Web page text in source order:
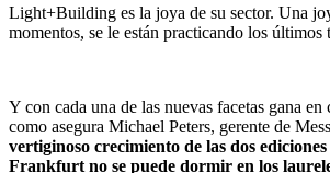
Light+Building es la joya de su sector. Una
momentos, se le están practicando los últimos
Y con cada una de las nuevas facetas gana
como asegura Michael Peters, gerente de
vertiginoso crecimiento de las dos
Frankfurt no se puede dormir en los